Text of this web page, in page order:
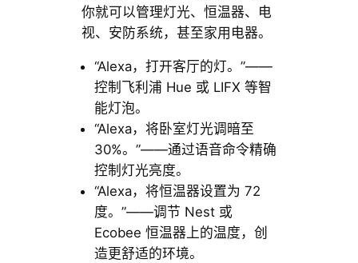
你就可以管理灯光、恒温器、电
视、安防系统，甚至家用电器。
“Alexa，打开客厅的灯。”——
控制飞利浦 Hue 或 LIFX 等智
能灯泡。
“Alexa，将卧室灯光调暗至
30%。”——通过语音命令精确
控制灯光亮度。
“Alexa，将恒温器设置为 72
度。”——调节 Nest 或
Ecobee 恒温器上的温度，创
造更舒适的环境。